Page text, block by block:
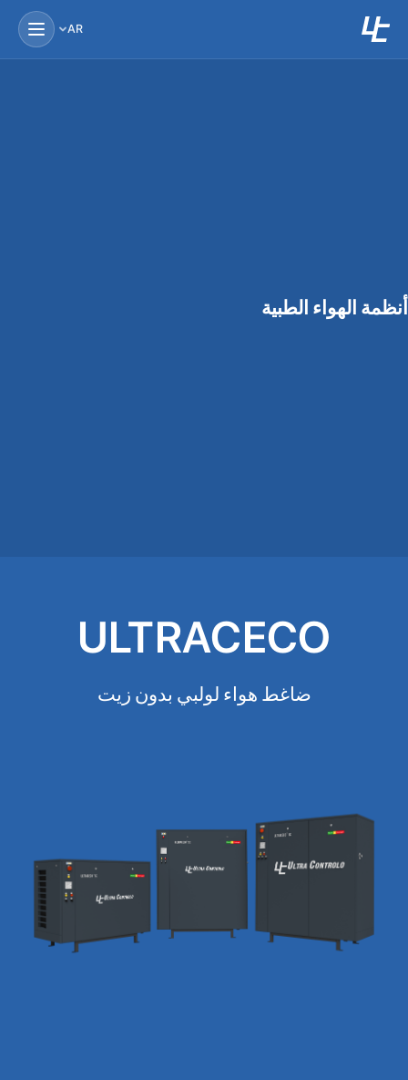
AR
أنظمة الهواء الطبية
ULTRACECO
ضاغط هواء لولبي بدون زيت